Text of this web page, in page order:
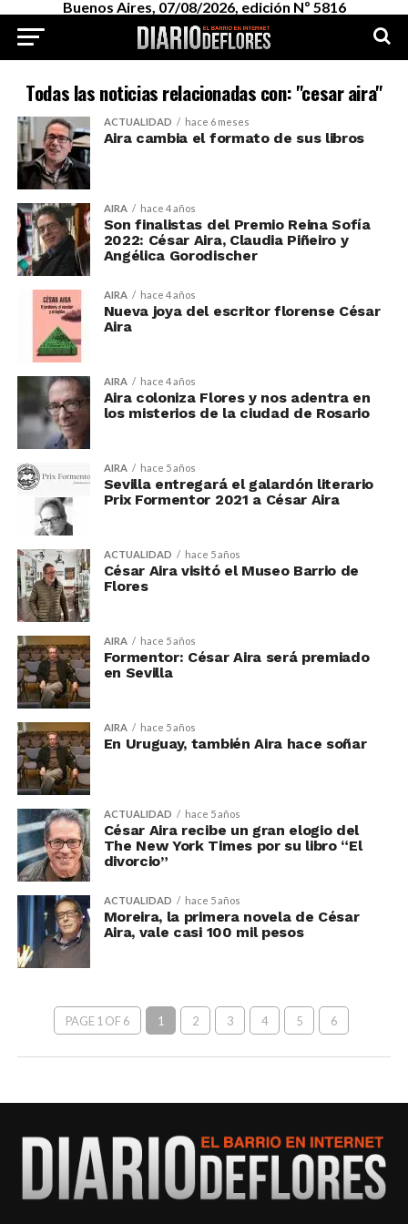
Buenos Aires, 07/08/2026, edición Nº 5816
Todas las noticias relacionadas con: "cesar aira"
ACTUALIDAD hace 6 meses
Aira cambia el formato de sus libros
AIRA hace 4 años
Son finalistas del Premio Reina Sofía
2022: César Aira, Claudia Piñeiro y
Angélica Gorodischer
AIRA hace 4 años
Nueva joya del escritor florense César
Aira
AIRA hace 4 años
Aira coloniza Flores y nos adentra en
los misterios de la ciudad de Rosario
AIRA hace 5 años
Sevilla entregará el galardón literario
Prix Formentor 2021 a César Aira
ACTUALIDAD hace 5 años
César Aira visitó el Museo Barrio de
Flores
AIRA hace 5 años
Formentor: César Aira será premiado
en Sevilla
AIRA hace 5 años
En Uruguay, también Aira hace soñar
ACTUALIDAD hace 5 años
César Aira recibe un gran elogio del
The New York Times por su libro “El
divorcio”
ACTUALIDAD hace 5 años
Moreira, la primera novela de César
Aira, vale casi 100 mil pesos
PAGE 1 OF 6 1 2 3 4 5 6